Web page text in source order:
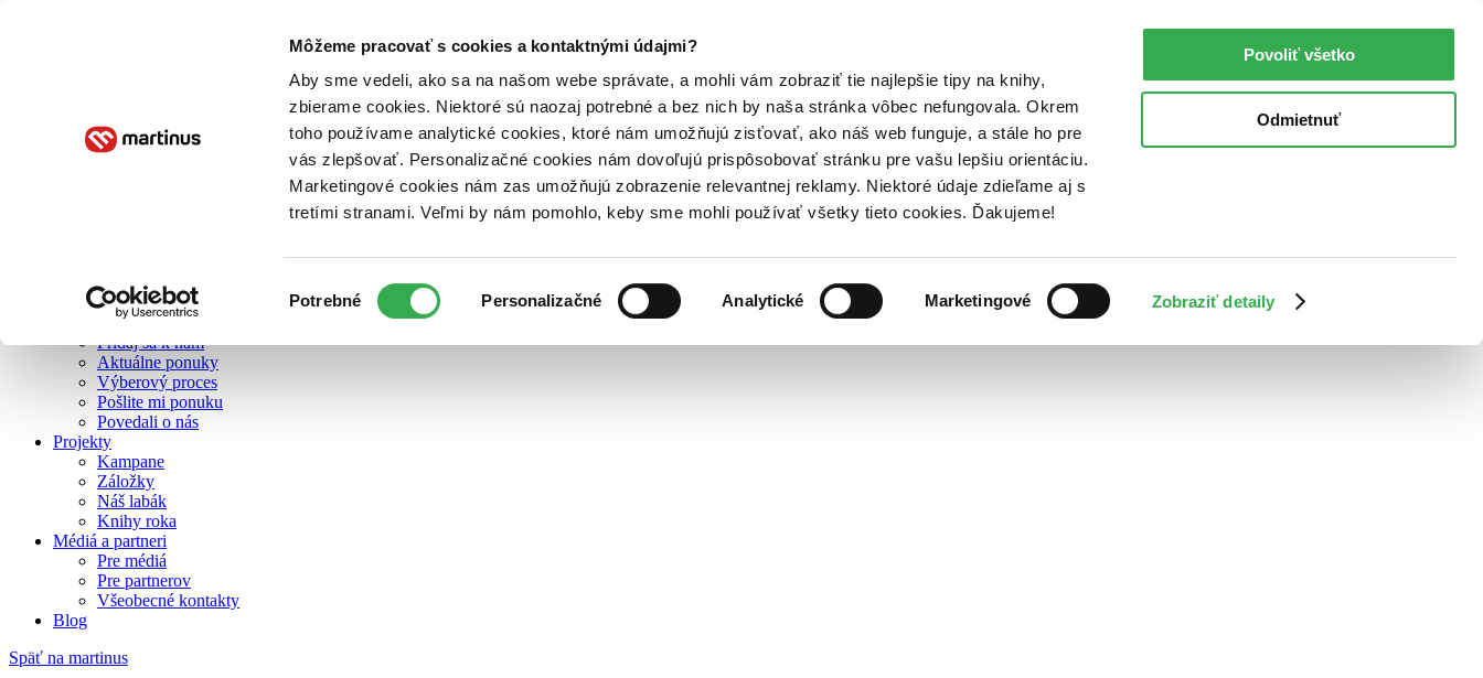
Môžeme pracovať s cookies a kontaktnými údajmi?
Aby sme vedeli, ako sa na našom webe správate, a mohli vám zobraziť tie najlepšie tipy na knihy,
zbierame cookies. Niektoré sú naozaj potrebné a bez nich by naša stránka vôbec nefungovala. Okrem
toho používame analytické cookies, ktoré nám umožňujú zisťovať, ako náš web funguje, a stále ho pre
vás zlepšovať. Personalizačné cookies nám dovoľujú prispôsobovať stránku pre vašu lepšiu orientáciu.
Marketingové cookies nám zas umožňujú zobrazenie relevantnej reklamy. Niektoré údaje zdieľame aj s
tretími stranami. Veľmi by nám pomohlo, keby sme mohli používať všetky tieto cookies. Ďakujeme!
súhlasu
Potrebné Personalizačné Analytické Marketingové Zobraziť detaily
Povoliť všetko
Odmietnuť
O nás
Zelený Martinus
Nerobíme rozdiely
Pridaj sa k nám
Aktuálne ponuky
Výberový proces
Pošlite mi ponuku
Povedali o nás
Projekty
Kampane
Záložky
Náš labák
Knihy roka
Médiá a partneri
Pre médiá
Pre partnerov
Všeobecné kontakty
Blog
Späť na martinus